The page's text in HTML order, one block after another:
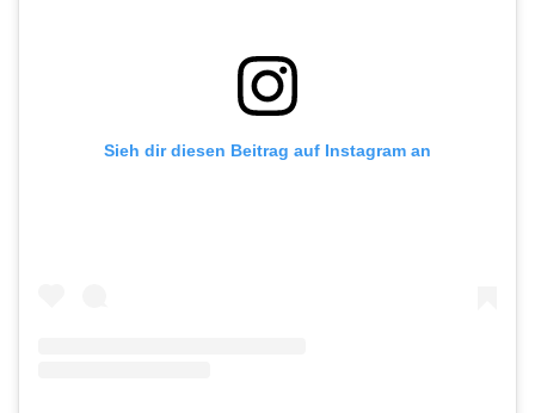
Sieh dir diesen Beitrag auf Instagram an